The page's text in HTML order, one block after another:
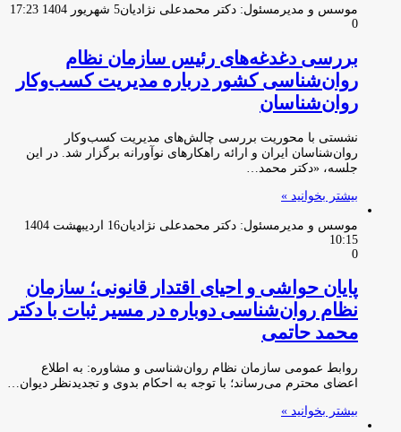
موسس و مدیرمسئول: دکتر محمدعلی نژادیان5 شهریور 1404 17:23
0
بررسی دغدغه‌های رئیس سازمان نظام
روان‌شناسی کشور درباره مدیریت کسب‌وکار
روان‌شناسان
نشستی با محوریت بررسی چالش‌های مدیریت کسب‌وکار
روان‌شناسان ایران و ارائه راهکارهای نوآورانه برگزار شد. در این
جلسه، «دکتر محمد…
بیشتر بخوانید »
موسس و مدیرمسئول: دکتر محمدعلی نژادیان
16 اردیبهشت 1404
10:15
0
پایان حواشی و احیای اقتدار قانونی؛ سازمان
نظام روان‌شناسی دوباره در مسیر ثبات با دکتر
محمد حاتمی
روابط عمومی سازمان نظام روان‌شناسی و مشاوره: به اطلاع
اعضای محترم می‌رساند؛ با توجه به احکام بدوی و تجدیدنظر دیوان…
بیشتر بخوانید »